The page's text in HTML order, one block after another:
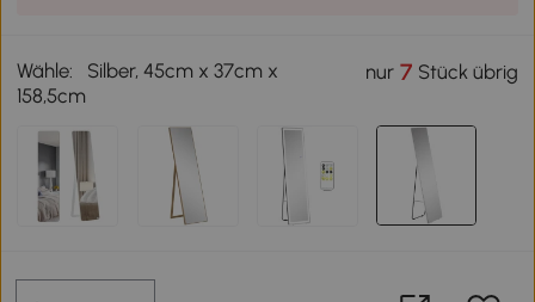
Wähle:
Silber, 45cm x 37cm x
158,5cm
nur7 Stück übrig